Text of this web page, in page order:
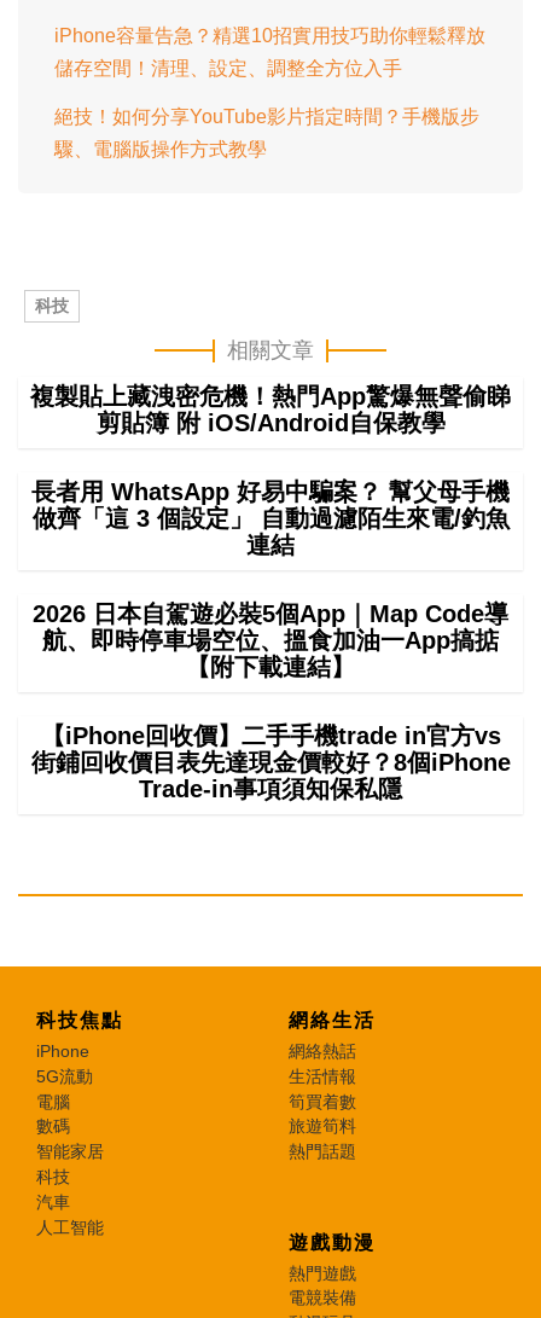
iPhone容量告急？精選10招實用技巧助你輕鬆釋放
儲存空間！清理、設定、調整全方位入手
絕技！如何分享YouTube影片指定時間？手機版步
驟、電腦版操作方式教學
科技
相關文章
複製貼上藏洩密危機！熱門App驚爆無聲偷睇
剪貼簿 附 iOS/Android自保教學
長者用 WhatsApp 好易中騙案？ 幫父母手機
做齊「這 3 個設定」 自動過濾陌生來電/釣魚
連結
2026 日本自駕遊必裝5個App｜Map Code導
航、即時停車場空位、搵食加油一App搞掂
【附下載連結】
【iPhone回收價】二手手機trade in官方vs
街鋪回收價目表先達現金價較好？8個iPhone
Trade-in事項須知保私隱
科技焦點
iPhone
5G流動
電腦
數碼
智能家居
科技
汽車
人工智能
網絡生活
網絡熱話
生活情報
筍買着數
旅遊筍料
熱門話題
遊戲動漫
熱門遊戲
電競裝備